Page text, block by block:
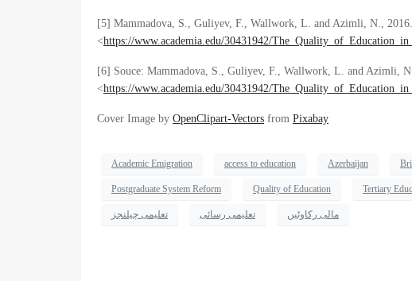
[5] Mammadova, S., Guliyev, F., Wallwork, L. and Azimli, N.,
<https://www.academia.edu/30431942/
[6] Souce: Mammadova, S., Guliyev, F., Wallwork, L. and Azimli,
<https://www.academia.edu/30431942/
Cover Image by OpenClipart-Vectors from Pixabay
Academic Emigration access to education Azerbaijan
Postgraduate System Reform Quality of Education Tertiary
تعلیمی چیلنجز تعلیمی رسائی مالی رکاوٹیں